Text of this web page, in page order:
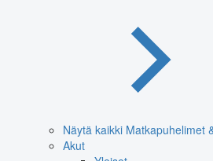
Näytä kaikki Matkapuhelimet
Akut